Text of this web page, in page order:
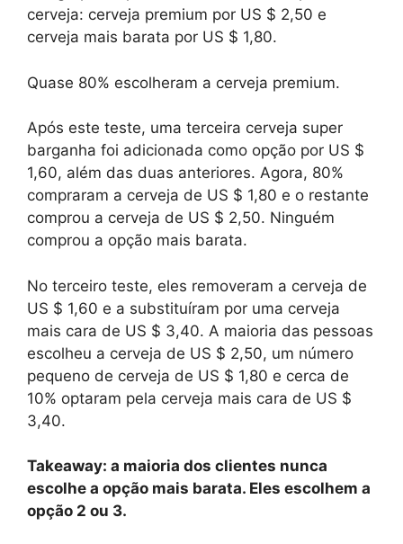
cerveja: cerveja premium por US $ 2,50 e
cerveja mais barata por US $ 1,80.
Quase 80% escolheram a cerveja premium.
Após este teste, uma terceira cerveja super
barganha foi adicionada como opção por US $
1,60, além das duas anteriores. Agora, 80%
compraram a cerveja de US $ 1,80 e o restante
comprou a cerveja de US $ 2,50. Ninguém
comprou a opção mais barata.
No terceiro teste, eles removeram a cerveja de
US $ 1,60 e a substituíram por uma cerveja
mais cara de US $ 3,40. A maioria das pessoas
escolheu a cerveja de US $ 2,50, um número
pequeno de cerveja de US $ 1,80 e cerca de
10% optaram pela cerveja mais cara de US $
3,40.
Takeaway: a maioria dos clientes nunca
escolhe a opção mais barata. Eles escolhem a
opção 2 ou 3.